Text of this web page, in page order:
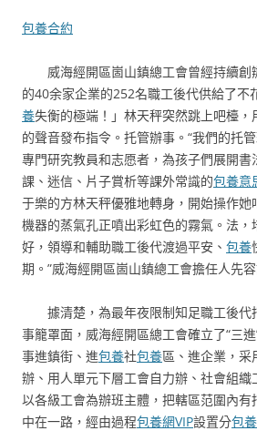
包養合約
威海經開區崮山鎮總工會曾經持續
的40余家企業的252名職工後代供給了不
養失衡的極端！」林天秤突然跳上吧檯
的聲音發布指令。托管辦事。“我們的托
專門研究教員和志愿者，為孩子們展開書
課、迷信、片子賞析等課外常識的包養意
于樂的方林天秤優雅地轉身，開始操作她
機器的蒸氣孔正噴出彩虹色的霧氣。法，
好，領導和輔助職工後代渡過平安、 包養
期。”威海經開區崮山鎮總工會擔任人先容
據清楚，為最年夜限制知足職工後
事籠罩面，威海經開區總工會確立了“三
事進鎮街、進包養社包養區、進企業，采
辦、用人單元下層工會自力辦、社會組織
以各級工會為辦班主體，把轄區范圍內
中在一路，經由過程包養網VIP設置分包